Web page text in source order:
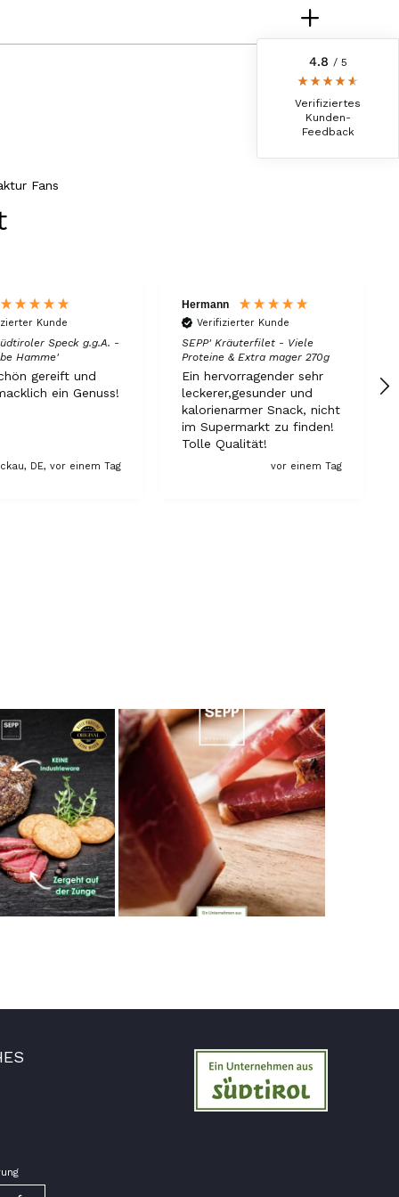
Fans
Kunde
Speck g.g.A. -
Hamme'
gereift und
ein Genuss!
DE, vor einem Tag
Hermann
Verifizierter Kunde
SEPP' Kräuterfilet - Viele
Proteine & Extra mager 270g
Ein hervorragender sehr
leckerer,gesunder und
kalorienarmer Snack, nicht
im Supermarkt zu finden!
Tolle Qualität!
vor einem Tag
4.8 / 5
Verifiziertes
Kunden-
Feedback
Lecker Probierpaket, schnelle Lieferung. Top
8.8.2026
Verifizierter Kunde
Der Schinken ist unser Favorit. Einfach
köstlich und ruckzuck aufgegessen!!!!!!!
Deshalb haben wir einen Vorrat angelegt.
Silvia
Verifizierter Kunde
Schmeckt alles sehe lecker würde und werde
immer wieder bestellen. 👍🤤🤤❤️
7.8.2026
Ellen
Verifizierter Kunde
Eurer Speck 🥓 ist einfach zum reinknien. Der
Geschmack… wie auf Wolke sieben.
Verpackung, alles super. Bei kleinen
Problemen wurde sofort geholfen. Hier kann
man ohne bedenken bestellen.